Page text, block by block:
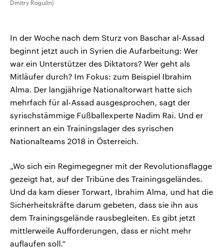
Dmitry Rogulin)
In der Woche nach dem Sturz von Baschar al-Assad
beginnt jetzt auch in Syrien die Aufarbeitung: Wer
war ein Unterstützer des Diktators? Wer geht als
Mitläufer durch? Im Fokus: zum Beispiel Ibrahim
Alma. Der langjährige Nationaltorwart hatte sich
mehrfach für al-Assad ausgesprochen, sagt der
syrischstämmige Fußballexperte Nadim Rai. Und er
erinnert an ein Trainingslager des syrischen
Nationalteams 2018 in Österreich.
„Wo sich ein Regimegegner mit der Revolutionsflagge
gezeigt hat, auf der Tribüne des Trainingsgeländes.
Und da kam dieser Torwart, Ibrahim Alma, und hat die
Sicherheitskräfte darum gebeten, dass sie ihn aus
dem Trainingsgelände rausbegleiten. Es gibt jetzt
mittlerweile Aufforderungen, dass er nicht mehr
auflaufen soll.“